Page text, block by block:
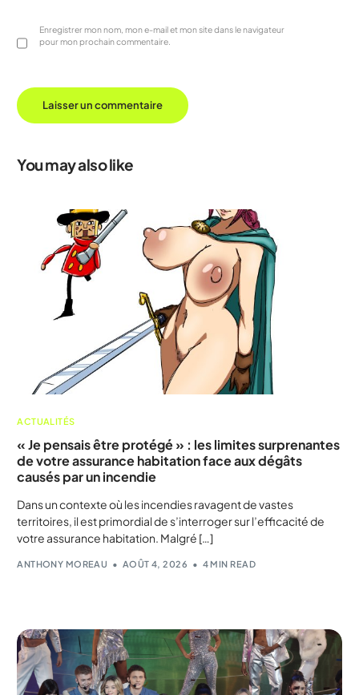
Enregistrer mon nom, mon e-mail et mon site dans le navigateur
pour mon prochain commentaire.
You may also like
ACTUALITÉS
« Je pensais être protégé » : les limites surprenantes
de votre assurance habitation face aux dégâts
causés par un incendie
Dans un contexte où les incendies ravagent de vastes
territoires, il est primordial de s’interroger sur l’efficacité de
votre assurance habitation. Malgré […]
ANTHONY MOREAU AOÛT 4, 2026 4 MIN READ